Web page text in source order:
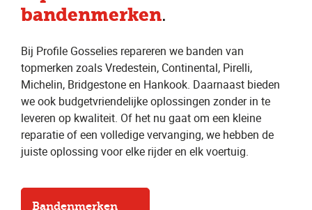
bandenmerken.
Bij Profile Gosselies repareren we banden van
topmerken zoals Vredestein, Continental, Pirelli,
Michelin, Bridgestone en Hankook. Daarnaast bieden
we ook budgetvriendelijke oplossingen zonder in te
leveren op kwaliteit. Of het nu gaat om een kleine
reparatie of een volledige vervanging, we hebben de
juiste oplossing voor elke rijder en elk voertuig.
Bandenmerken